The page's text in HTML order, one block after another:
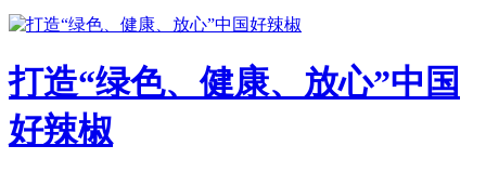
打造“绿色、健康、放心”中国
好辣椒